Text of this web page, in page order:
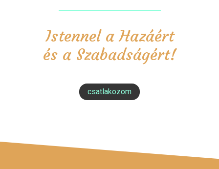
Istennel a Hazáért
és a Szabadságért!
csatlakozom